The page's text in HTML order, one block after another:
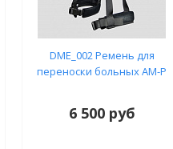
DME_002 Ремень для
переноски больных AM-P
6 500 руб